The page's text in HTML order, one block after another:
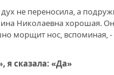
не переносила, а
Николаевна хорошая.
морщит нос, вспоминая,
я сказала: «Да»